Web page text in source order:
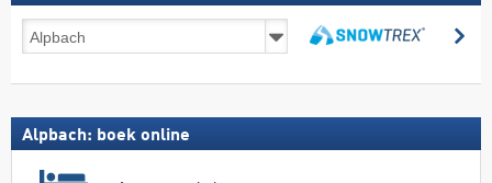
Skireizen
incl.
Alpbach: boek online